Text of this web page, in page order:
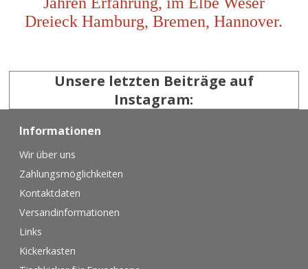
Dreieck Hamburg, Bremen, Hannover.
Unsere letzten Beiträge auf
Instagram:
Informationen
Wir über uns
Zahlungsmöglichkeiten
Kontaktdaten
Versandinformationen
Links
Kickerkasten